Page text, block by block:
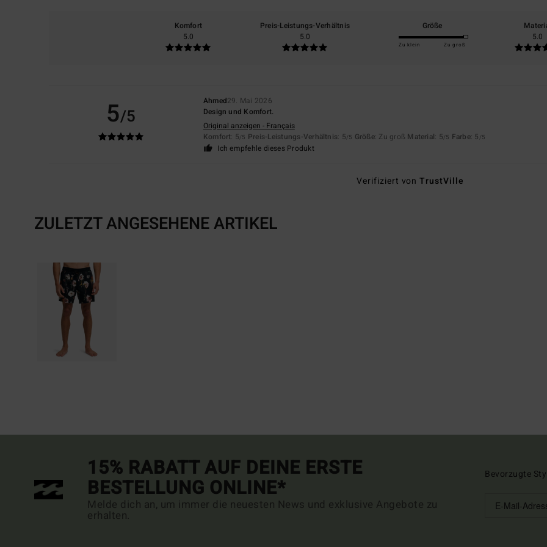
Komfort
5.0
Preis-Leistungs-Verhältnis
5.0
Größe
Zu klein Zu groß
5.0
5/5
Ahmed29. Mai 2026
Design und Komfort.
Original anzeigen - Français
Komfort: 5/5 Preis-Leistungs-Verhältnis: 5/5 Größe: Zu groß Material: 5/5 Farbe: 5 /5
Ich empfehle dieses Produkt
Verifiziert vonTrustVille
ZULETZT ANGESEHENE ARTIKEL
15% RABATT AUF DEINE ERSTE
BESTELLUNG ONLINE*
Melde dich an, um immer die neuesten News und exklusive Angebote zu
erhalten.
Bevorzugte